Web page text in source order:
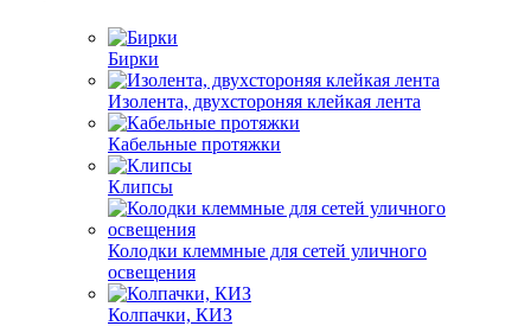
Бирки
Изолента, двухстороняя клейкая лента
Кабельные протяжки
Клипсы
Колодки клеммные для сетей уличного
освещения
Колпачки, КИЗ